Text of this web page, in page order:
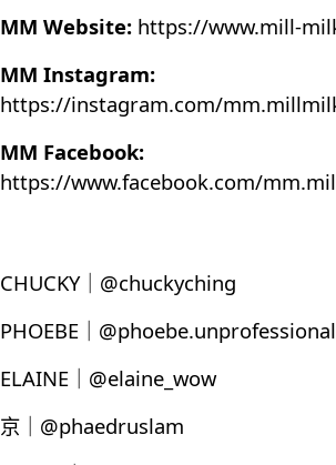
MM Website: https://www.mill-
MM Instagram:
https://instagram.com/
MM Facebook:
https://www.facebook.com/
CHUCKY｜@chuckyching
PHOEBE｜
ELAINE｜@elaine_wow
京｜@phaedruslam